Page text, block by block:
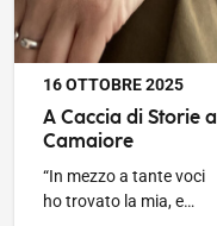
PUBBLICATO IL
16 OTTOBRE 2025
A Caccia di Storie a
Camaiore
“In mezzo a tante voci
ho trovato la mia, e…